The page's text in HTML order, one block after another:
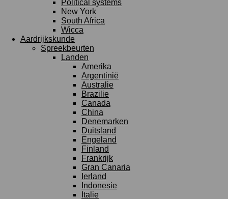
Political systems
New York
South Africa
Wicca
Aardrijkskunde
Spreekbeurten
Landen
Amerika
Argentinië
Australie
Brazilie
Canada
China
Denemarken
Duitsland
Engeland
Finland
Frankrijk
Gran Canaria
Ierland
Indonesie
Italie